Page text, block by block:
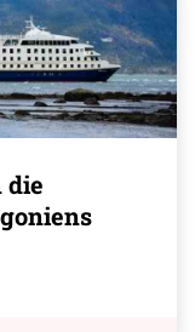
die